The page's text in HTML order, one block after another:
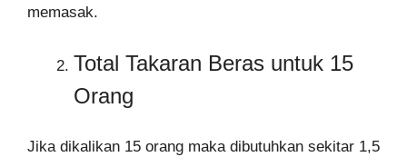
memasak.
Total Takaran Beras untuk 15
Orang
Jika dikalikan 15 orang maka dibutuhkan sekitar 1,5